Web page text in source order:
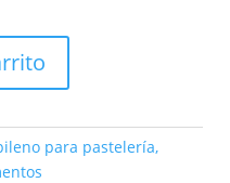
para pastelería,